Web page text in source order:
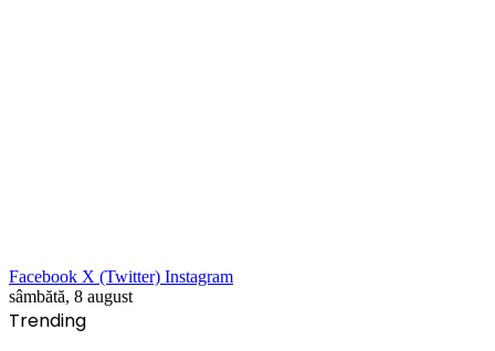
Facebook X (Twitter) Instagram
sâmbătă, 8 august
Trending